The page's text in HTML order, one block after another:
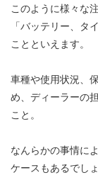
このように様々な
「バッテリー、タ
ことといえます。
車種や使用状況、
め、ディーラーの
こと。
なんらかの事情に
ケースもあるでし